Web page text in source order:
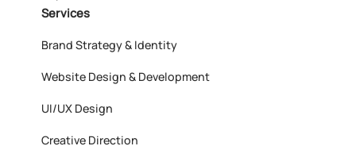
Services
Brand Strategy & Identity
Website Design & Development
UI/UX Design
Creative Direction